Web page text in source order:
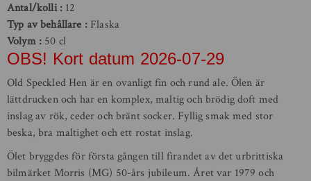
Antal/kolli
12
Typ av behållare
Flaska
Volym
50 cl
OBS! Kort datum 2026-07-29
Old Speckled Hen är en ovanligt fin och rund ale. Ölen är
lättdrucken och har en komplex, maltig och brödig doft med
inslag av rök, ceder och bränt socker. Fyllig smak med stor
beska, bra maltighet och ett rostat inslag.
Ölet bryggdes för första gången till firandet av det urbrittiska
bilmärket Morris (MG) 50-års jubileum. Året var 1979 och